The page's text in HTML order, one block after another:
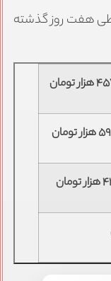
هفت روز گذشته